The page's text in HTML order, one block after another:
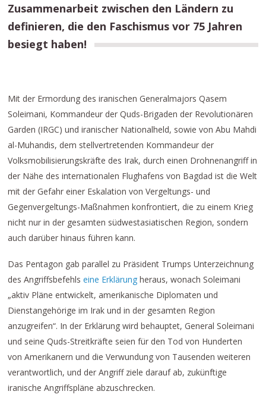
Zusammenarbeit zwischen den Ländern zu
definieren, die den Faschismus vor 75 Jahren
besiegt haben!
Mit der Ermordung des iranischen Generalmajors Qasem
Soleimani, Kommandeur der Quds-Brigaden der Revolutionären
Garden (IRGC) und iranischer Nationalheld, sowie von Abu Mahdi
al-Muhandis, dem stellvertretenden Kommandeur der
Volksmobilisierungskräfte des Irak, durch einen Drohnenangriff in
der Nähe des internationalen Flughafens von Bagdad ist die Welt
mit der Gefahr einer Eskalation von Vergeltungs- und
Gegenvergeltungs-Maßnahmen konfrontiert, die zu einem Krieg
nicht nur in der gesamten südwestasiatischen Region, sondern
auch darüber hinaus führen kann.
Das Pentagon gab parallel zu Präsident Trumps Unterzeichnung
des Angriffsbefehlseine Erklärung heraus, wonach Soleimani
„aktiv Pläne entwickelt, amerikanische Diplomaten und
Dienstangehörige im Irak und in der gesamten Region
anzugreifen“. In der Erklärung wird behauptet, General Soleimani
und seine Quds-Streitkräfte seien für den Tod von Hunderten
von Amerikanern und die Verwundung von Tausenden weiteren
verantwortlich, und der Angriff ziele darauf ab, zukünftige
iranische Angriffspläne abzuschrecken.